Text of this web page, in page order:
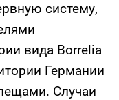
систему,
вида Borrelia
Германии
Случаи